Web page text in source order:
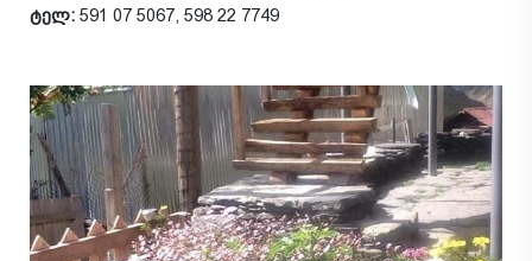
ტელ: 591 07 5067, 598 22 7749